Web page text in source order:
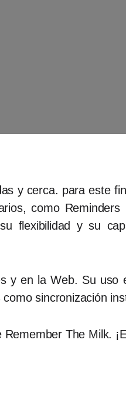
y cerca. para este
como Reminders
flexibilidad y su
y en la Web. Su uso
sincronización
The Milk.